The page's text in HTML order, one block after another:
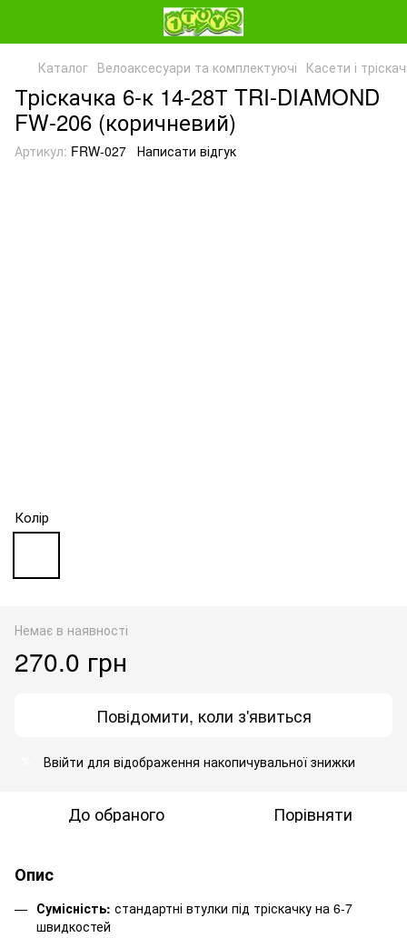
Каталог Велоаксесуари та комплектуючі Касети і
Тріскачка 6-к 14-28Т TRI-DIAMOND
FW-206 (коричневий)
Артикул: FRW-027 Написати відгук
Колір
Немає в наявності
270.0 грн
Повідомити, коли з'явиться
Ввійти для відображення накопичувальної знижки
До обраного Порівняти
Опис
Сумісність: стандартні втулки під тріскачку на 6-7
швидкостей